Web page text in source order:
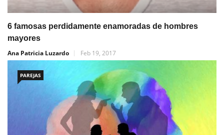
6 famosas perdidamente enamoradas de hombres
mayores
Ana Patricia Luzardo
Feb 19, 2017
PAREJAS